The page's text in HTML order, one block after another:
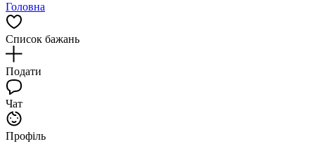
Головна
Список бажань
Подати
Чат
Профіль